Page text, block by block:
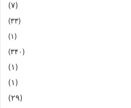
(۷)
(۳۳)
(۱)
(۳۴۰)
(۱)
(۱)
(۲۹)